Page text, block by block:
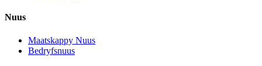
Nuus
Maatskappy Nuus
Bedryfsnuus